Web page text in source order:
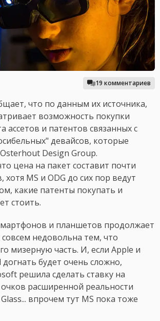
19 комментариев
что по данным их источника,
возможность покупки
ассетов и патентов связанных с
девайсов, которые
Design Group.
цена на пакет составит почти
MS и ODG до сих пор ведут
какие патенты покупать и
стоить.
и планшетов продолжает
недовольна тем, что
мизерную часть. И, если Apple и
догнать будет очень сложно,
решила сделать ставку на
расширенной реальности
впрочем тут MS пока тоже